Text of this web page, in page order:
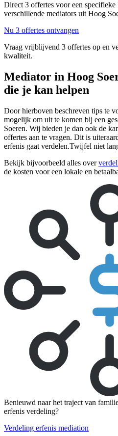
Direct 3 offertes voor een specifieke
verschillende mediators uit Hoog
Nu 3 offertes ontvangen
Vraag vrijblijvend 3 offertes op en
kwaliteit.
Mediator in Hoog
die je kan helpen
Door hierboven beschreven tips te
mogelijk om uit te komen bij een
Soeren. Wij bieden je dan ook de
offertes aan te vragen. Dit is
erfenis gaat verdelen.Twijfel niet
Bekijk bijvoorbeeld alles over
de kosten voor een lokale en
Benieuwd naar het traject van
erfenis verdeling?
Verdeling erfenis mediation